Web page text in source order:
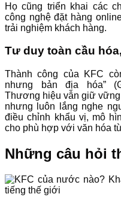
Họ cũng triển khai các
công nghệ đặt hàng
trải nghiệm khách hàng.
Tư duy toàn cầu
Thành công của KFC
nhưng bản địa hóa”
Thương hiệu vẫn giữ
nhưng luôn lắng nghe
điều chỉnh khẩu vị, mô
cho phù hợp với văn hóa
Những câu hỏi